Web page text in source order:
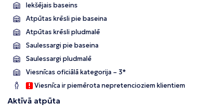
Iekšējais baseins
Atpūtas krēsli pie baseina
Atpūtas krēsli pludmalē
Saulessargi pie baseina
Saulessargi pludmalē
Viesnīcas oficiālā kategorija – 3*
Viesnīca ir piemērota nepretencioziem klientiem
Aktīvā atpūta